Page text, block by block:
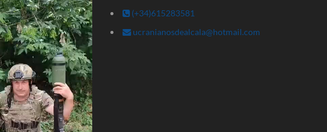
(+34)615283581
ucranianosdealcala@hotmail.com